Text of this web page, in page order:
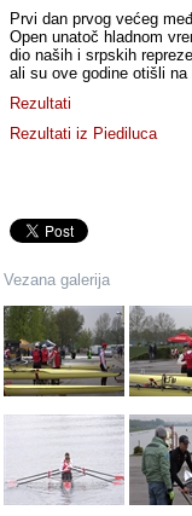
Prvi dan prvog većeg
Open unatoč hladnom
dio naših i srpskih
ali su ove godine otišli
Rezultati
Rezultati iz Piediluca
Vezana galerija